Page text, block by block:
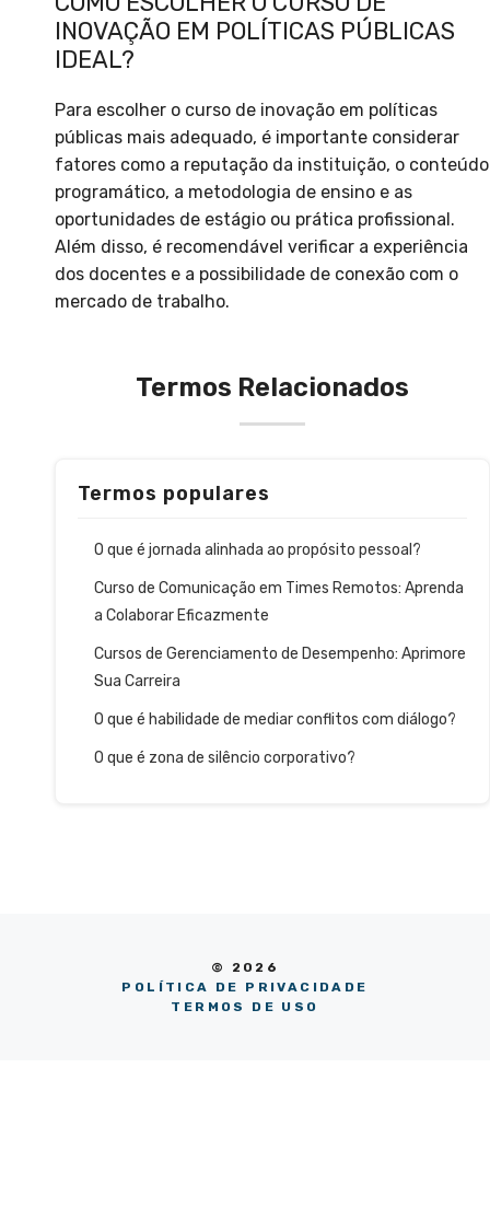
INOVAÇÃO EM POLÍTICAS PÚBLICAS
IDEAL?
Para escolher o curso de inovação em políticas
públicas mais adequado, é importante considerar
fatores como a reputação da instituição, o conteúdo
programático, a metodologia de ensino e as
oportunidades de estágio ou prática profissional.
Além disso, é recomendável verificar a experiência
dos docentes e a possibilidade de conexão com o
mercado de trabalho.
Termos Relacionados
Termos populares
O que é jornada alinhada ao propósito pessoal?
Curso de Comunicação em Times Remotos: Aprenda
a Colaborar Eficazmente
Cursos de Gerenciamento de Desempenho: Aprimore
Sua Carreira
O que é habilidade de mediar conflitos com diálogo?
O que é zona de silêncio corporativo?
© 2026
POLÍTICA DE PRIVACIDADE
TERMOS DE USO